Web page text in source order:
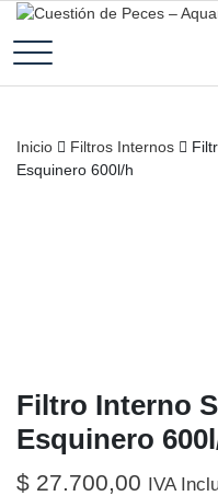
Cuestión de
Aquarium
Inicio Filtros Internos
Esquinero 600l/h
Filtro Interno
Esquinero
$ 27.700,00 IVA